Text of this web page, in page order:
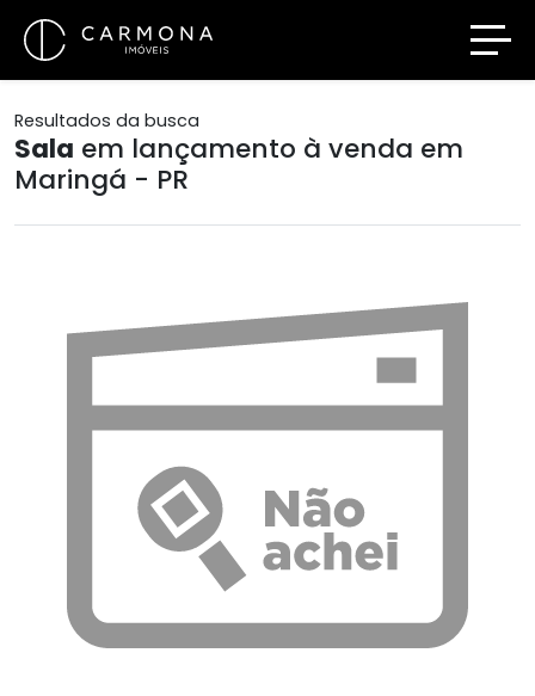
Resultados da busca
Sala em lançamento à venda em
Maringá - PR